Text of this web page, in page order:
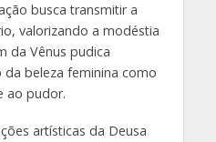
busca transmitir a
valorizando a modéstia
da Vênus pudica
beleza feminina como
ao pudor.
artísticas da Deusa